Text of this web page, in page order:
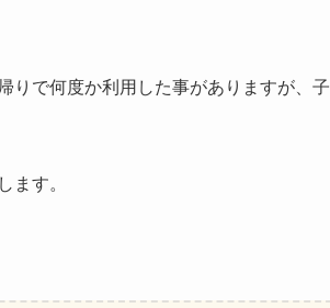
りで何度か利用した事がありますが、子
ます。